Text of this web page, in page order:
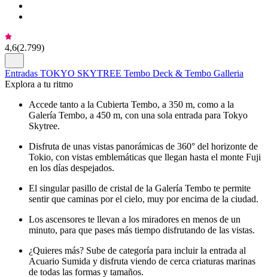
4,6(2.799)
Entradas TOKYO SKYTREE Tembo Deck & Tembo Galleria
Explora a tu ritmo
Accede tanto a la Cubierta Tembo, a 350 m, como a la
Galería Tembo, a 450 m, con una sola entrada para Tokyo
Skytree.
Disfruta de unas vistas panorámicas de 360° del horizonte de
Tokio, con vistas emblemáticas que llegan hasta el monte Fuji
en los días despejados.
El singular pasillo de cristal de la Galería Tembo te permite
sentir que caminas por el cielo, muy por encima de la ciudad.
Los ascensores te llevan a los miradores en menos de un
minuto, para que pases más tiempo disfrutando de las vistas.
¿Quieres más? Sube de categoría para incluir la entrada al
Acuario Sumida y disfruta viendo de cerca criaturas marinas
de todas las formas y tamaños.